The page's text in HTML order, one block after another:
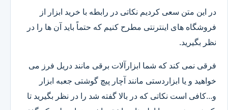
در این متن سعی کردیم نکاتی در رابطه با خرید ابزار از
فروشگاه های اینترنتی مطرح کنیم که حتماً باید آن ها را در
نظر بگیرید.
فرقی نمی کند که شما ابزارآلات برقی مانند دریل فرز می
خواهید و یا ابزاردستی مانند آچار پیچ گوشتی جعبه ابزار
و...کافی است نکاتی که در بالا گفته شد را در نظر بگیرید تا